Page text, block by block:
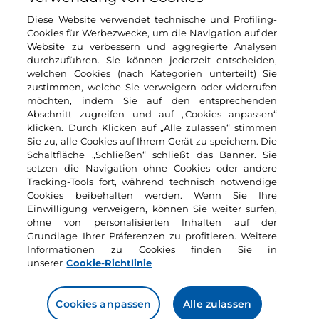
Login
Bleiben wir in Kontakt
Diese Website verwendet technische und Profiling-
Cookies für Werbezwecke, um die Navigation auf der
Website zu verbessern und aggregierte Analysen
durchzuführen. Sie können jederzeit entscheiden,
welchen Cookies (nach Kategorien unterteilt) Sie
zustimmen, welche Sie verweigern oder widerrufen
möchten, indem Sie auf den entsprechenden
Abschnitt zugreifen und auf „Cookies anpassen“
klicken. Durch Klicken auf „Alle zulassen“ stimmen
Sie zu, alle Cookies auf Ihrem Gerät zu speichern. Die
Schaltfläche „Schließen“ schließt das Banner. Sie
setzen die Navigation ohne Cookies oder andere
Tracking-Tools fort, während technisch notwendige
Cookies beibehalten werden. Wenn Sie Ihre
Einwilligung verweigern, können Sie weiter surfen,
ohne von personalisierten Inhalten auf der
Grundlage Ihrer Präferenzen zu profitieren. Weitere
Informationen zu Cookies finden Sie in
unserer Cookie-Richtlinie
Cookies anpassen Alle zulassen